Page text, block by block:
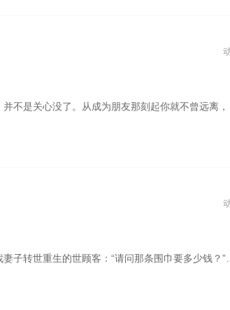
游戏世界的妖魔突然在现实世界降临，资深玩家顾青山与最终 boss 同归于尽后，穿越回到末日尚未开始之时，利用战神系统与各种末日灾难、妖魔、邪恶势力展开猛烈斗争的故事
皮鞋啊。神王唐三的妻子小舞因病去世，唐三舍弃万年修为和神王身份前往妖精大陆寻找能和小舞再续前缘的方法。在神识的牵引下，他来到了一个叫做妖精大陆的地方，而他却发觉，这是一个人类为刍狗的世界……